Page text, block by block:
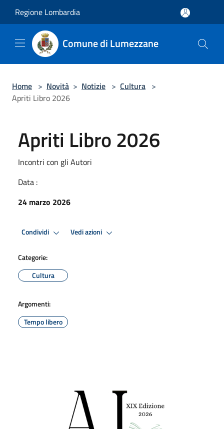
Regione Lombardia
Comune di Lumezzane
Home > Novità > Notizie > Cultura >
Apriti Libro 2026
Apriti Libro 2026
Incontri con gli Autori
Data :
24 marzo 2026
Condividi Vedi azioni
Categorie:
Cultura
Argomenti:
Tempo libero